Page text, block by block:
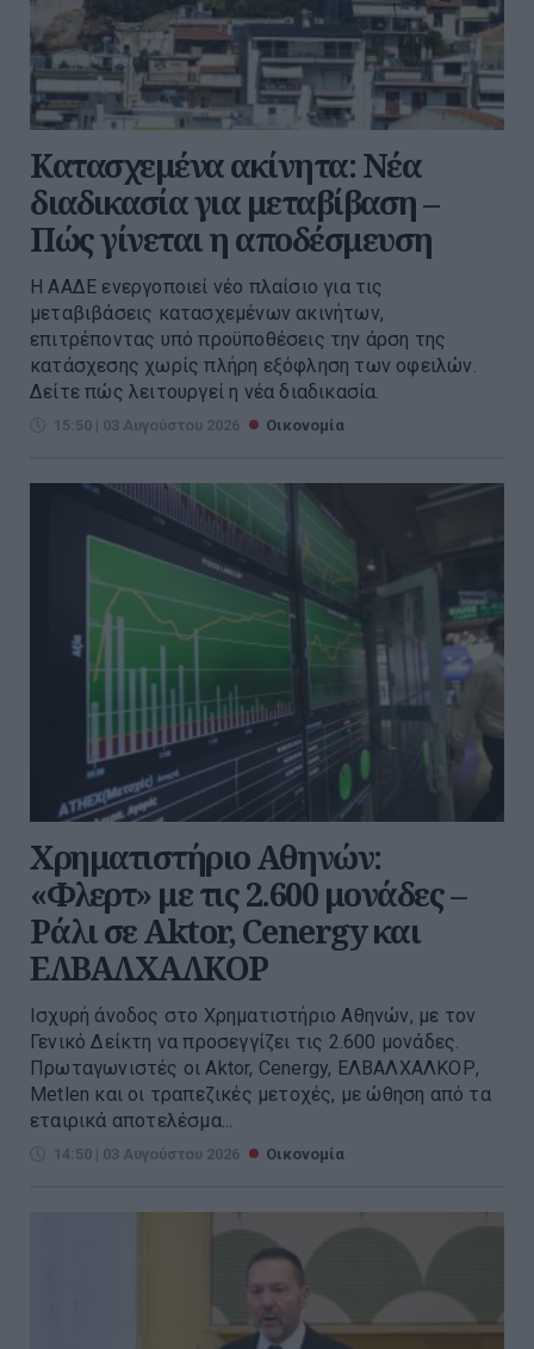
Κατασχεμένα ακίνητα: Νέα
διαδικασία για μεταβίβαση –
Πώς γίνεται η αποδέσμευση
Η ΑΑΔΕ ενεργοποιεί νέο πλαίσιο για τις
μεταβιβάσεις κατασχεμένων ακινήτων,
επιτρέποντας υπό προϋποθέσεις την άρση της
κατάσχεσης χωρίς πλήρη εξόφληση των οφειλών.
Δείτε πώς λειτουργεί η νέα διαδικασία.
15:50 | 03 Αυγούστου 2026 Οικονομία
Χρηματιστήριο Αθηνών:
«Φλερτ» με τις 2.600 μονάδες –
Ράλι σε Aktor, Cenergy και
ΕΛΒΑΛΧΑΛΚΟΡ
Ισχυρή άνοδος στο Χρηματιστήριο Αθηνών, με τον
Γενικό Δείκτη να προσεγγίζει τις 2.600 μονάδες.
Πρωταγωνιστές οι Aktor, Cenergy, ΕΛΒΑΛΧΑΛΚΟΡ,
Metlen και οι τραπεζικές μετοχές, με ώθηση από τα
εταιρικά αποτελέσμα...
14:50 | 03 Αυγούστου 2026 Οικονομία